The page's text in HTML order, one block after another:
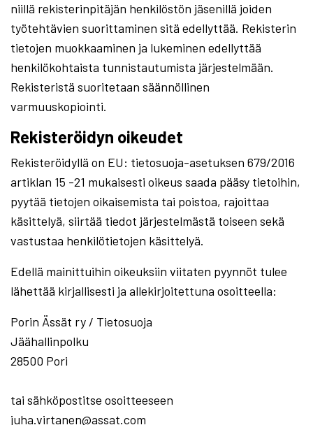
niillä rekisterinpitäjän henkilöstön jäsenillä joiden
työtehtävien suorittaminen sitä edellyttää. Rekisterin
tietojen muokkaaminen ja lukeminen edellyttää
henkilökohtaista tunnistautumista järjestelmään.
Rekisteristä suoritetaan säännöllinen
varmuuskopiointi.
Rekisteröidyn oikeudet
Rekisteröidyllä on EU: tietosuoja-asetuksen 679/2016
artiklan 15 -21 mukaisesti oikeus saada pääsy tietoihin,
pyytää tietojen oikaisemista tai poistoa, rajoittaa
käsittelyä, siirtää tiedot järjestelmästä toiseen sekä
vastustaa henkilötietojen käsittelyä.
Edellä mainittuihin oikeuksiin viitaten pyynnöt tulee
lähettää kirjallisesti ja allekirjoitettuna osoitteella:
Porin Ässät ry / Tietosuoja
Jäähallinpolku
28500 Pori
tai sähköpostitse osoitteeseen
juha.virtanen@assat.com